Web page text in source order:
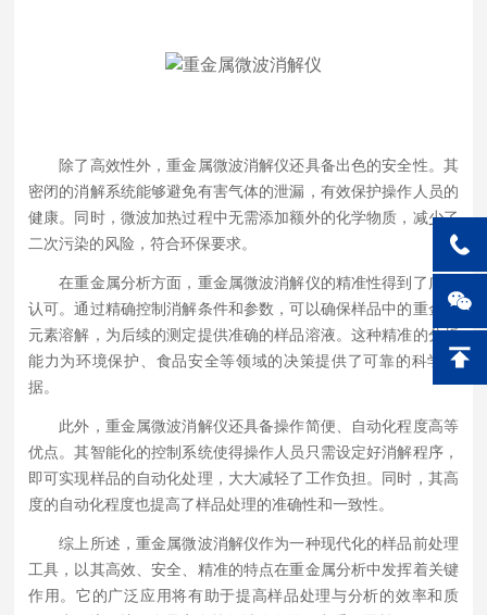
除了高效性外，重金属微波消解仪还具备出色的安全性。其
密闭的消解系统能够避免有害气体的泄漏，有效保护操作人员的
健康。同时，微波加热过程中无需添加额外的化学物质，减少了
二次污染的风险，符合环保要求。
在重金属分析方面，重金属微波消解仪的精准性得到了广泛
认可。通过精确控制消解条件和参数，可以确保样品中的重金属
元素溶解，为后续的测定提供准确的样品溶液。这种精准的分析
能力为环境保护、食品安全等领域的决策提供了可靠的科学依
据。
此外，重金属微波消解仪还具备操作简便、自动化程度高等
优点。其智能化的控制系统使得操作人员只需设定好消解程序，
即可实现样品的自动化处理，大大减轻了工作负担。同时，其高
度的自动化程度也提高了样品处理的准确性和一致性。
综上所述，重金属微波消解仪作为一种现代化的样品前处理
工具，以其高效、安全、精准的特点在重金属分析中发挥着关键
作用。它的广泛应用将有助于提高样品处理与分析的效率和质